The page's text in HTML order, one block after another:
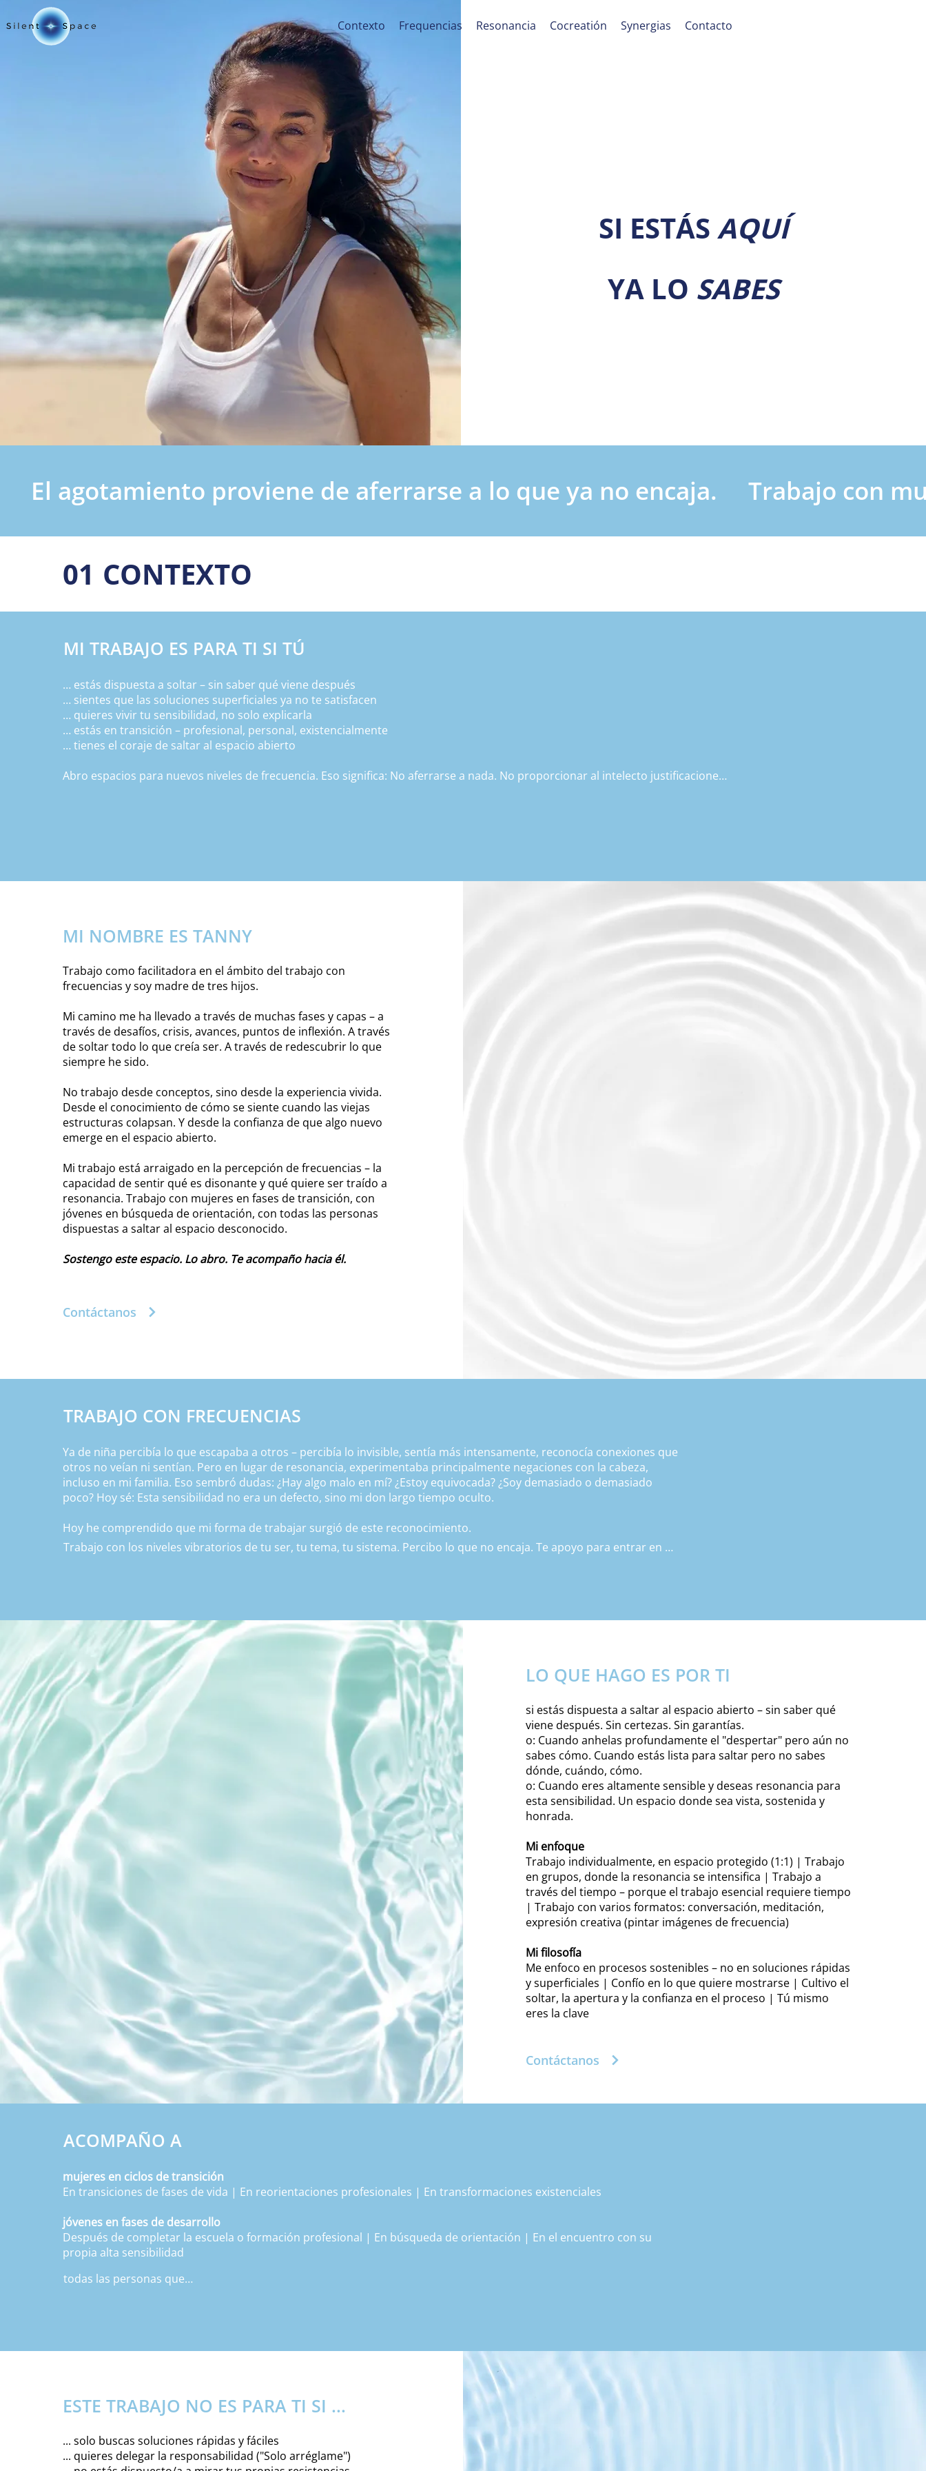
Contexto Frequencias Resonancia Cocreatión Synergias Contacto
SI ESTÁS AQUÍ
YA LO SABES
El agotamiento proviene de aferrarse a lo que ya no encaja.     Trabajo con
01 CONTEXTO
MI TRABAJO ES PARA TI SI TÚ
… estás dispuesta a soltar – sin saber qué viene después
… sientes que las soluciones superficiales ya no te satisfacen
… quieres vivir tu sensibilidad, no solo explicarla
… estás en transición – profesional, personal, existencialmente
… tienes el coraje de saltar al espacio abierto
Abro espacios para nuevos niveles de frecuencia. Eso significa: No aferrarse a nada. No proporcionar al intelecto justificaciones
MI NOMBRE ES TANNY
Trabajo como facilitadora en el ámbito del trabajo con
frecuencias y soy madre de tres hijos.
Mi camino me ha llevado a través de muchas fases y capas – a
través de desafíos, crisis, avances, puntos de inflexión. A través
de soltar todo lo que creía ser. A través de redescubrir lo que
siempre he sido.
No trabajo desde conceptos, sino desde la experiencia vivida.
Desde el conocimiento de cómo se siente cuando las viejas
estructuras colapsan. Y desde la confianza de que algo nuevo
emerge en el espacio abierto.
Mi trabajo está arraigado en la percepción de frecuencias – la
capacidad de sentir qué es disonante y qué quiere ser traído a
resonancia. Trabajo con mujeres en fases de transición, con
jóvenes en búsqueda de orientación, con todas las personas
dispuestas a saltar al espacio desconocido.
Sostengo este espacio. Lo abro. Te acompaño hacia él.
Contáctanos
TRABAJO CON FRECUENCIAS
Ya de niña percibía lo que escapaba a otros – percibía lo invisible, sentía más intensamente, reconocía conexiones que
otros no veían ni sentían. Pero en lugar de resonancia, experimentaba principalmente negaciones con la cabeza,
incluso en mi familia. Eso sembró dudas: ¿Hay algo malo en mí? ¿Estoy equivocada? ¿Soy demasiado o demasiado
poco? Hoy sé: Esta sensibilidad no era un defecto, sino mi don largo tiempo oculto.
Hoy he comprendido que mi forma de trabajar surgió de este reconocimiento.
Trabajo con los niveles vibratorios de tu ser, tu tema, tu sistema. Percibo lo que no encaja. Te apoyo para entrar en
Esto no significa que no hablemos. Pero el lenguaje es el portador, no la meta. Sirve a la comprensión, no a la
explicación. Abre espacios en lugar de llenarlos.
LO QUE HAGO ES POR TI
si estás dispuesta a saltar al espacio abierto – sin saber qué
viene después. Sin certezas. Sin garantías.
o: Cuando anhelas profundamente el "despertar" pero aún no
sabes cómo. Cuando estás lista para saltar pero no sabes
dónde, cuándo, cómo.
o: Cuando eres altamente sensible y deseas resonancia para
esta sensibilidad. Un espacio donde sea vista, sostenida y
honrada.
Mi enfoque
Trabajo individualmente, en espacio protegido (1:1) | Trabajo
en grupos, donde la resonancia se intensifica | Trabajo a
través del tiempo – porque el trabajo esencial requiere tiempo
| Trabajo con varios formatos: conversación, meditación,
expresión creativa (pintar imágenes de frecuencia)
Mi filosofía
Me enfoco en procesos sostenibles – no en soluciones rápidas
y superficiales | Confío en lo que quiere mostrarse | Cultivo el
soltar, la apertura y la confianza en el proceso | Tú mismo
eres la clave
Contáctanos
ACOMPAÑO A
mujeres en ciclos de transición
En transiciones de fases de vida | En reorientaciones profesionales | En transformaciones existenciales
jóvenes en fases de desarrollo
Después de completar la escuela o formación profesional | En búsqueda de orientación | En el encuentro con su
propia alta sensibilidad
todas las personas que
ESTE TRABAJO NO ES PARA TI SI ...
... solo buscas soluciones rápidas y fáciles
... quieres delegar la responsabilidad ("Solo arréglame")